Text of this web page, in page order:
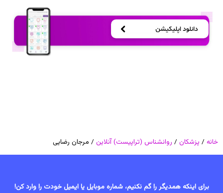
خانه / پزشکان / روانشناس (تراپیست) آنلاین / مرجان رضایی
برای اینکه همدیگر را گم نکنیم، شماره موبایل یا ایمیل خودت را وارد کن!